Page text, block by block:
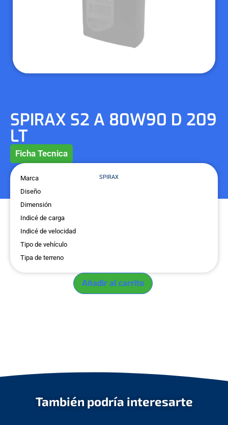
SPIRAX S2 A 80W90 D 209
LT
Ficha Tecnica
Marca
Diseño
Dimensión
Indicé de carga
Indicé de velocidad
Tipo de vehículo
Tipa de terreno
SPIRAX
Añadir al carrito
También podría interesarte